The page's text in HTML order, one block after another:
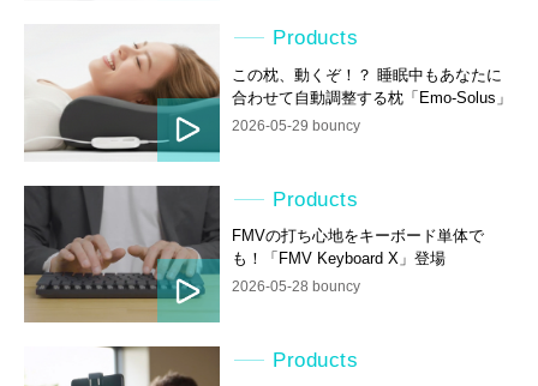
Products
この枕、動くぞ！？ 睡眠中もあなたに
合わせて自動調整する枕「Emo-Solus」
2026-05-29 bouncy
Products
FMVの打ち心地をキーボード単体で
も！「FMV Keyboard X」登場
2026-05-28 bouncy
Products